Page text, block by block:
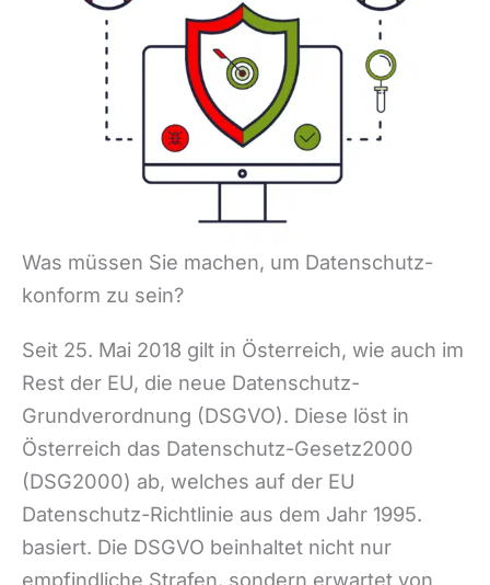
Was müssen Sie machen, um Datenschutz-
konform zu sein?
Seit 25. Mai 2018 gilt in Österreich, wie auch im
Rest der EU, die neue Datenschutz-
Grundverordnung (DSGVO). Diese löst in
Österreich das Datenschutz-Gesetz2000
(DSG2000) ab, welches auf der EU
Datenschutz-Richtlinie aus dem Jahr 1995.
basiert. Die DSGVO beinhaltet nicht nur
empfindliche Strafen, sondern erwartet von